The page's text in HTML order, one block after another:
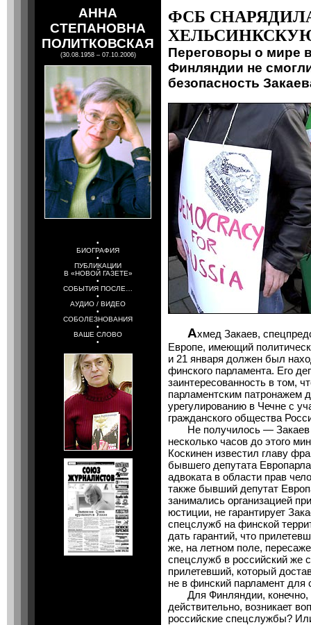
АННА
СТЕПАНОВНА
ПОЛИТКОВСКАЯ
(30.08.1958 – 07.10.2006)
•
БИОГРАФИЯ
•
ПУБЛИКАЦИИ
В «НОВОЙ ГАЗЕТЕ»
•
СОБЫТИЯ ПОСЛЕ…
•
АУДИО / ВИДЕО
•
СОБОЛЕЗНОВАНИЯ
•
ВАШЕ СЛОВО
•
ФСБ
Переговоры о мире
Финляндии не
безопасность
Ахмед Закаев,
Европе, имеющий
и 21 января должен был
финского парламента. Его
заинтересованность в том,
парламентским патронажем
урегулированию в Чечне с
гражданского общества
Не получилось — Закаев
несколько часов до этого
Коскинен известил главу
бывшего депутата
адвоката в области прав
также бывший депутат
занимались организацией
юстиции, не гарантирует
спецслужб на финской
дать гарантий, что
же, на летном поле,
спецслужб в российский же
прилетевший, который
не в финский парламент для
Для Финляндии, конечно,
действительно, возникает
российские спецслужбы?